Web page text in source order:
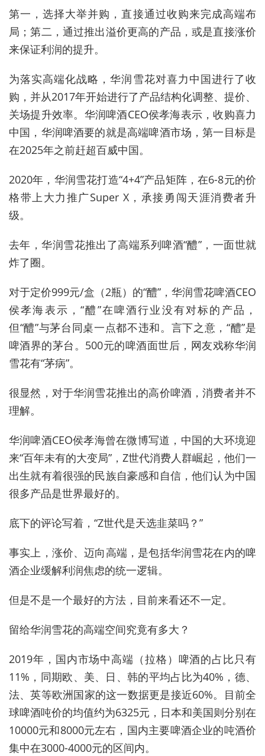
第一，选择大举并购，直接通过收购来完成高端布
局；第二，通过推出溢价更高的产品，或是直接涨价
来保证利润的提升。
为落实高端化战略，华润雪花对喜力中国进行了收
购，并从2017年开始进行了产品结构化调整、提价、
关场提升效率。华润啤酒CEO侯孝海表示，收购喜力
中国，华润啤酒要的就是高端啤酒市场，第一目标是
在2025年之前赶超百威中国。
2020年，华润雪花打造“4+4”产品矩阵，在6-8元的价
格带上大力推广Super X，承接勇闯天涯消费者升
级。
去年，华润雪花推出了高端系列啤酒“醴”，一面世就
炸了圈。
对于定价999元/盒（2瓶）的“醴”，华润雪花啤酒CEO
侯孝海表示，“醴”在啤酒行业没有对标的产品，
但“醴”与茅台同桌一点都不违和。言下之意，“醴”是
啤酒界的茅台。500元的啤酒面世后，网友戏称华润
雪花有“茅病”。
很显然，对于华润雪花推出的高价啤酒，消费者并不
理解。
华润啤酒CEO侯孝海曾在微博写道，中国的大环境迎
来“百年未有的大变局”，Z世代消费人群崛起，他们一
出生就有着很强的民族自豪感和自信，他们认为中国
很多产品是世界最好的。
底下的评论写着，“Z世代是天选韭菜吗？”
事实上，涨价、迈向高端，是包括华润雪花在内的啤
酒企业缓解利润焦虑的统一逻辑。
但是不是一个最好的方法，目前来看还不一定。
留给华润雪花的高端空间究竟有多大？
2019年，国内市场中高端（拉格）啤酒的占比只有
11%，同期欧、美、日、韩的平均占比为40%，德、
法、英等欧洲国家的这一数据更是接近60%。目前全
球啤酒吨价的均值约为6325元，日本和美国则分别在
10000元和8000元左右，国内主要啤酒企业的吨酒价
集中在3000-4000元的区间内。